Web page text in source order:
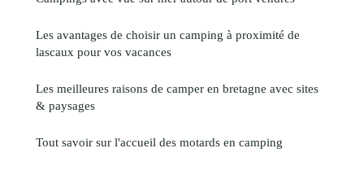
Les avantages de choisir un camping à proximité de
lascaux pour vos vacances
Les meilleures raisons de camper en bretagne avec sites
& paysages
Tout savoir sur l'accueil des motards en camping